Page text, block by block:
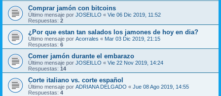
Comprar jamón con bitcoins
Último mensaje por JOSEILLO « Vie 06 Dic 2019, 11:52
Respuestas: 2
¿Por que estan tan salados los jamones de hoy en dia?
Último mensaje por Acorrales « Mar 03 Dic 2019, 21:15
Respuestas: 6
Comer jamón durante el embarazo
Último mensaje por JOSEILLO « Vie 22 Nov 2019, 14:24
Respuestas: 14
Corte italiano vs. corte español
Último mensaje por ADRIANA DELGADO « Jue 08 Ago 2019, 14:55
Respuestas: 4